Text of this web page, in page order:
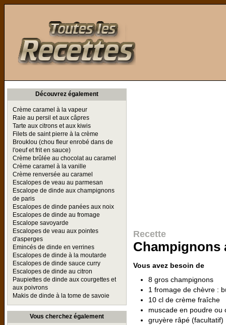
Découvrez également
Crème caramel à la vapeur
Raie au persil et aux câpres
Tarte aux citrons et aux kiwis
Filets de saint pierre à la crème
Brouklou (chou fleur enrobé dans de
l'oeuf et frit en sauce)
Crème brûlée au chocolat au caramel
Crème caramel à la vanille
Crème renversée au caramel
Escalopes de veau au parmesan
Escalope de dinde aux champignons
de paris
Escalopes de dinde panées aux noix
Escalopes de dinde au fromage
Escalope savoyarde
Escalopes de veau aux pointes
d'asperges
Emincés de dinde en verrines
Escalopes de dinde à la moutarde
Escalopes de dinde sauce curry
Escalopes de dinde au citron
Paupiettes de dinde aux courgettes et
aux poivrons
Makis de dinde à la tome de savoie
Vous cherchez également
Recette
Champignons
Vous avez besoin de
8 gros champignons
1 fromage de chèvre :
10 cl de crème fraîche
muscade en poudre ou
gruyère râpé (facultatif)